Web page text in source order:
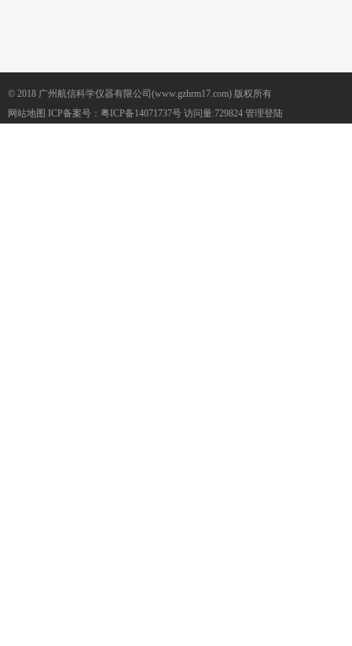
© 2018 广州航信科学仪器有限公司(www.gzhrm17.com) 版权所有
网站地图 ICP备案号： 粤ICP备14071737号 访问量:729824 管理登陆